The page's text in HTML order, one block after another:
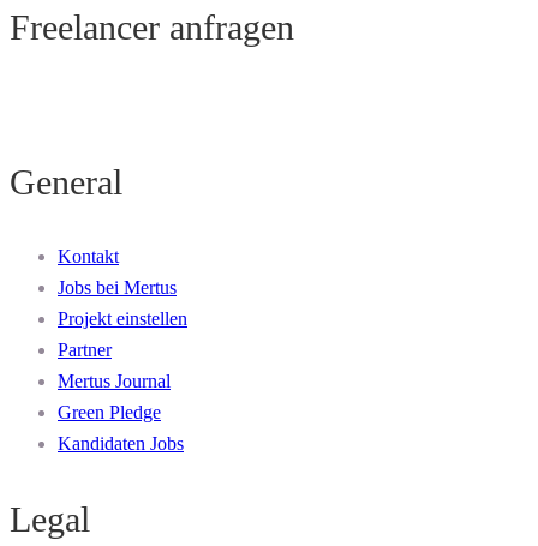
Freelancer anfragen
General
Kontakt
Jobs bei Mertus
Projekt einstellen
Partner
Mertus Journal
Green Pledge
Kandidaten Jobs
Legal